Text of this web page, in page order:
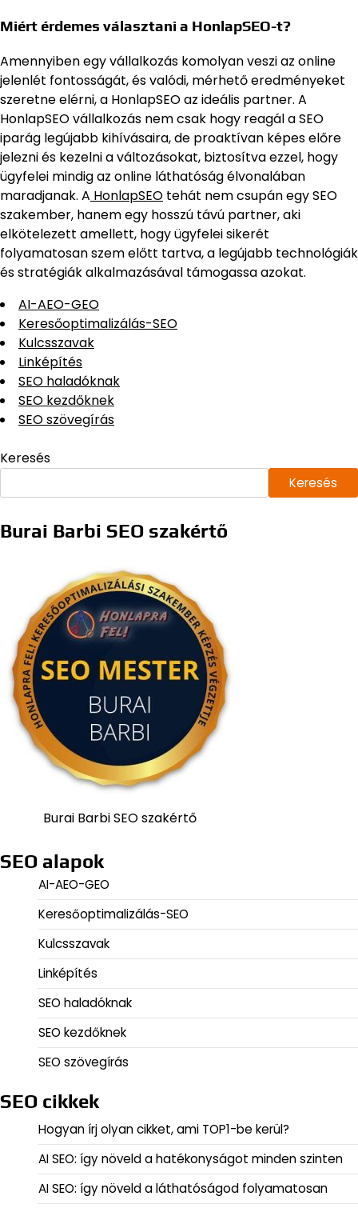
Miért érdemes választani a HonlapSEO-t?
Amennyiben egy vállalkozás komolyan veszi az online
jelenlét fontosságát, és valódi, mérhető eredményeket
szeretne elérni, a HonlapSEO az ideális partner. A
HonlapSEO vállalkozás nem csak hogy reagál a SEO
iparág legújabb kihívásaira, de proaktívan képes előre
jelezni és kezelni a változásokat, biztosítva ezzel, hogy
ügyfelei mindig az online láthatóság élvonalában
maradjanak. A HonlapSEO tehát nem csupán egy SEO
szakember, hanem egy hosszú távú partner, aki
elkötelezett amellett, hogy ügyfelei sikerét
folyamatosan szem előtt tartva, a legújabb technológiák
és stratégiák alkalmazásával támogassa azokat.
AI-AEO-GEO
Keresőoptimalizálás-SEO
Kulcsszavak
Linképítés
SEO haladóknak
SEO kezdőknek
SEO szövegírás
Keresés
Keresés
Burai Barbi SEO szakértő
Burai Barbi SEO szakértő
SEO alapok
AI-AEO-GEO
Keresőoptimalizálás-SEO
Kulcsszavak
Linképítés
SEO haladóknak
SEO kezdőknek
SEO szövegírás
SEO cikkek
Hogyan írj olyan cikket, ami TOP1-be kerül?
AI SEO: így növeld a hatékonyságot minden szinten
AI SEO: így növeld a láthatóságod folyamatosan